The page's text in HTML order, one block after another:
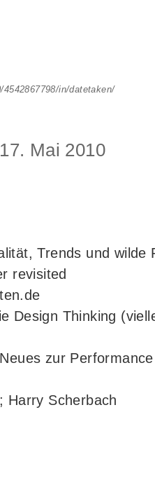
in/datetaken/
Mai 2010
Trends und wilde
revisited
Design Thinking
zur Performance
Harry Scherbach